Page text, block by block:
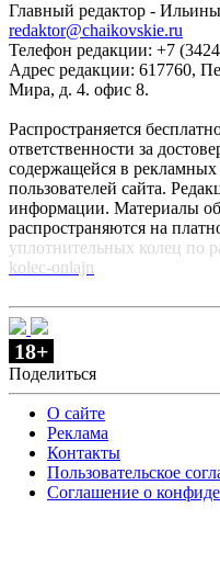
Главный редактор -
redaktor@chaikovskie.ru
Телефон редакции: +7
Адрес редакции: 617760,
Мира, д. 4. офис 8.
Распространяется
ответственности за
содержащейся в
пользователей сайта.
информации. Материалы
распространяются на
уплотнительных колец по
kolec-onlajn
18+
Поделиться
О сайте
Реклама
Контакты
Пользовательское
Соглашение о